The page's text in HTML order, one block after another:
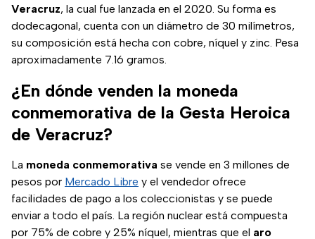
Veracruz, la cual fue lanzada en el 2020. Su forma es
dodecagonal, cuenta con un diámetro de 30 milímetros,
su composición está hecha con cobre, níquel y zinc. Pesa
aproximadamente 7.16 gramos.
¿En dónde venden la moneda
conmemorativa de la Gesta Heroica
de Veracruz?
La moneda conmemorativa se vende en 3 millones de
pesos por Mercado Libre y el vendedor ofrece
facilidades de pago a los coleccionistas y se puede
enviar a todo el país. La región nuclear está compuesta
por 75% de cobre y 25% níquel, mientras que el aro